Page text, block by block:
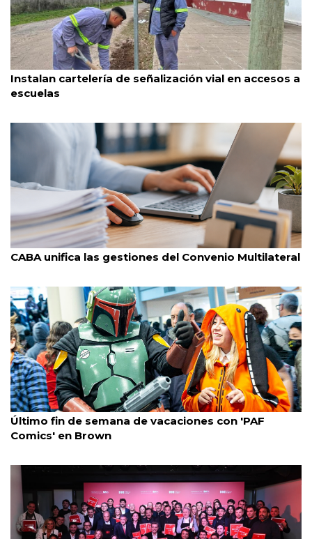
Esteban Echeverría 3/8/2026
Instalan cartelería de señalización vial en accesos a
escuelas
Caba 31/7/2026
CABA unifica las gestiones del Convenio Multilateral
Almirante Brown 31/7/2026
Último fin de semana de vacaciones con 'PAF
Comics' en Brown